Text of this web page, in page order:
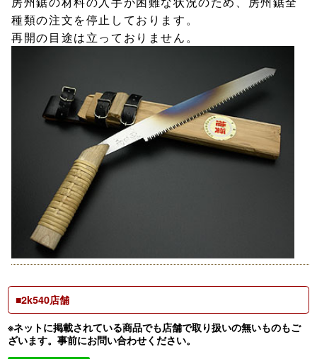
種類の注文を停止しております。
再開の目途は立っておりません。
■2k540店舗
※ネットに掲載されている商品でも店舗で取り扱いの無いものもご
ざいます。事前にお問い合わせください。